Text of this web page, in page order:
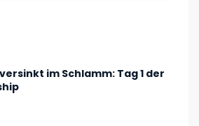
im Schlamm: Tag 1 der